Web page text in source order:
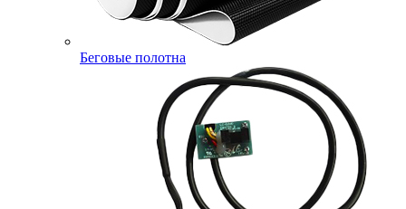
Беговые полотна